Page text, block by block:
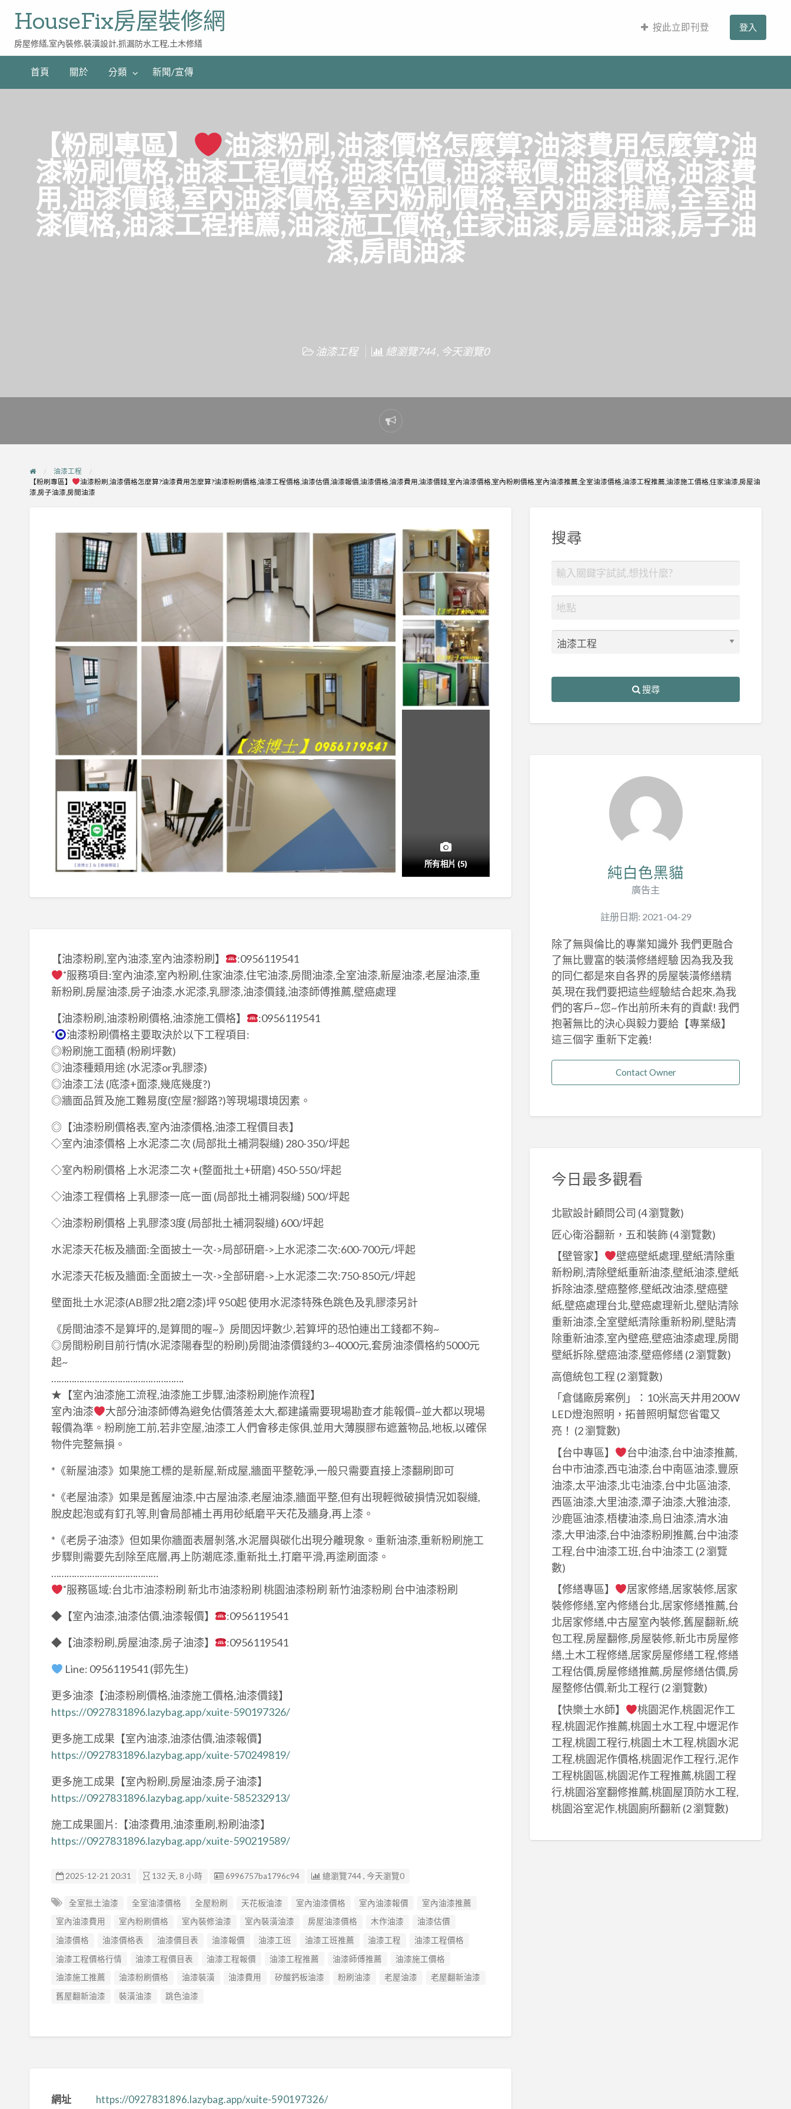
HouseFix房屋裝修網
房屋修繕,室內裝修,裝潢設計,抓漏防水工程,土木修繕
按此立即刊登 登入
首頁 關於 分類 新聞/宣傳
【粉刷專區】
油漆粉刷,油漆價格怎麼算?油漆費用怎麼算?油
漆粉刷價格,油漆工程價格,油漆估價,油漆報價,油漆價格,油漆費
用,油漆價錢,室內油漆價格,室內粉刷價格,室內油漆推薦,全室油
漆價格,油漆工程推薦,油漆施工價格,住家油漆,房屋油漆,房子油
漆,房間油漆
油漆工程 總瀏覽744 , 今天瀏覽0
Report
problem
油漆工程
【粉刷專區】
油漆粉刷,油漆價格怎麼算?油漆費用怎麼算?油漆粉刷價格,油漆工程價格,油漆估價,油漆報價,油漆價格,油漆費用,油漆價錢,室內油漆價格,室內粉刷價格,室內油漆推薦,全室油漆價格,油漆工程推薦,油漆施工價格,住家油漆,房屋油
漆,房子油漆,房間油漆
所有相片 (5)
【油漆粉刷,室內油漆,室內油漆粉刷】
:0956119541
˚服務項目:室內油漆,室內粉刷,住家油漆,住宅油漆,房間油漆,全室油漆,新屋油漆,老屋油漆,重
新粉刷,房屋油漆,房子油漆,水泥漆,乳膠漆,油漆價錢,油漆師傅推薦,壁癌處理
【油漆粉刷,油漆粉刷價格,油漆施工價格】
:0956119541
˚
油漆粉刷價格主要取決於以下工程項目:
◎粉刷施工面積 (粉刷坪數)
◎油漆種類用途 (水泥漆or乳膠漆)
◎油漆工法 (底漆+面漆,幾底幾度?)
◎牆面品質及施工難易度(空屋?腳路?)等現場環境因素。
◎【油漆粉刷價格表,室內油漆價格,油漆工程價目表】
◇室內油漆價格 上水泥漆二次 (局部批土補洞裂縫) 280-350/坪起
◇室內粉刷價格 上水泥漆二次 +(整面批土+研磨) 450-550/坪起
◇油漆工程價格 上乳膠漆一底一面 (局部批土補洞裂縫) 500/坪起
◇油漆粉刷價格 上乳膠漆3度 (局部批土補洞裂縫) 600/坪起
水泥漆天花板及牆面:全面披土一次->局部研磨->上水泥漆二次:600-700元/坪起
水泥漆天花板及牆面:全面披土一次->全部研磨->上水泥漆二次:750-850元/坪起
壁面批土水泥漆(AB膠2批2磨2漆)坪 950起 使用水泥漆特殊色跳色及乳膠漆另計
《房間油漆不是算坪的,是算間的喔~》房間因坪數少,若算坪的恐怕連出工錢都不夠~
◎房間粉刷目前行情(水泥漆陽春型的粉刷)房間油漆價錢約3~4000元,套房油漆價格約5000元
起~
…………………………………………….
★【室內油漆施工流程,油漆施工步驟,油漆粉刷施作流程】
室內油漆
大部分油漆師傅為避免估價落差太大,都建議需要現場勘查才能報價~並大都以現場
報價為準。粉刷施工前,若非空屋,油漆工人們會移走傢俱,並用大薄膜膠布遮蓋物品,地板,以確保
物件完整無損。
*《新屋油漆》如果施工標的是新屋,新成屋,牆面平整乾淨,一般只需要直接上漆翻刷即可
*《老屋油漆》如果是舊屋油漆,中古屋油漆,老屋油漆,牆面平整,但有出現輕微破損情況如裂縫,
脫皮起泡或有釘孔等,則會局部補土再用砂紙磨平天花及牆身,再上漆。
*《老房子油漆》但如果你牆面表層剝落,水泥層與碳化出現分離現象。重新油漆,重新粉刷施工
步驟則需要先刮除至底層,再上防潮底漆,重新批土,打磨平滑,再塗刷面漆。
……………………………………
˚服務區域:台北市油漆粉刷 新北市油漆粉刷 桃園油漆粉刷 新竹油漆粉刷 台中油漆粉刷
◆【室內油漆,油漆估價,油漆報價】 :0956119541
◆【油漆粉刷,房屋油漆,房子油漆】 :0956119541
Line: 0956119541 (郭先生)
更多油漆【油漆粉刷價格,油漆施工價格,油漆價錢】
https://0927831896.lazybag.app/xuite-590197326/
更多施工成果【室內油漆,油漆估價,油漆報價】
https://0927831896.lazybag.app/xuite-570249819/
更多施工成果【室內粉刷,房屋油漆,房子油漆】
https://0927831896.lazybag.app/xuite-585232913/
施工成果圖片:【油漆費用,油漆重刷,粉刷油漆】
https://0927831896.lazybag.app/xuite-590219589/
2025-12-21 20:31 132 天, 8 小時 廣告编號
6996757ba1796c94 總瀏覽744 , 今天瀏覽0
全室批土油漆 全室油漆價格 全屋粉刷 天花板油漆 室內油漆價格 室內油漆報價
室內油漆推薦
室內油漆費用
室內粉刷價格 室內裝修油漆 室內裝潢油漆 房屋油漆價格 木作油漆
油漆估價
油漆價格
油漆價格表 油漆價目表 油漆報價 油漆工班 油漆工班推薦 油漆工程
油漆工程價格
油漆工程價格行情
油漆工程價目表 油漆工程報價 油漆工程推薦 油漆師傅推薦
油漆施工價格
油漆施工推薦
油漆粉刷價格 油漆裝潢 油漆費用 矽酸鈣板油漆 粉刷油漆 老屋油漆
老屋翻新油漆
舊屋翻新油漆
裝潢油漆 跳色油漆
網址 https://0927831896.lazybag.app/xuite-590197326/
搜尋
搜尋
純白色黑貓
廣告主
註册日期: 2021-04-29
除了無與倫比的專業知識外 我們更融合
了無比豐富的裝潢修繕經驗 因為我及我
的同仁都是來自各界的房屋裝潢修繕精
英,現在我們要把這些經驗結合起來,為我
們的客戶~您~作出前所未有的貢獻! 我們
抱著無比的決心與毅力要給【專業級】
這三個字 重新下定義!
Contact Owner
今日最多觀看
北歐設計顧問公司 (4 瀏覽數)
匠心衛浴翻新，五和裝飾 (4 瀏覽數)
【壁管家】
壁癌壁紙處理,壁紙清除重
新粉刷,清除壁紙重新油漆,壁紙油漆,壁紙
拆除油漆,壁癌整修,壁紙改油漆,壁癌壁
紙,壁癌處理台北,壁癌處理新北,壁貼清除
重新油漆,全室壁紙清除重新粉刷,壁貼清
除重新油漆,室內壁癌,壁癌油漆處理,房間
壁紙拆除,壁癌油漆,壁癌修繕(2 瀏覽數)
高億統包工程 (2 瀏覽數)
「倉儲廠房案例」：10米高天井用200W
LED燈泡照明，拓普照明幫您省電又
亮！ (2 瀏覽數)
【台中專區】
台中油漆,台中油漆推薦,
台中市油漆,西屯油漆,台中南區油漆,豐原
油漆,太平油漆,北屯油漆,台中北區油漆,
西區油漆,大里油漆,潭子油漆,大雅油漆,
沙鹿區油漆,梧棲油漆,烏日油漆,清水油
漆,大甲油漆,台中油漆粉刷推薦,台中油漆
工程,台中油漆工班,台中油漆工 (2 瀏覽
數)
【修繕專區】
居家修繕,居家裝修,居家
裝修修繕,室內修繕台北,居家修繕推薦,台
北居家修繕,中古屋室內裝修,舊屋翻新,統
包工程,房屋翻修,房屋裝修,新北市房屋修
繕,土木工程修繕,居家房屋修繕工程,修繕
工程估價,房屋修繕推薦,房屋修繕估價,房
屋整修估價,新北工程行(2 瀏覽數)
【快樂土水師】
桃園泥作,桃園泥作工
程,桃園泥作推薦,桃園土水工程,中壢泥作
工程,桃園工程行,桃園土木工程,桃園水泥
工程,桃園泥作價格,桃園泥作工程行,泥作
工程桃園區,桃園泥作工程推薦,桃園工程
行,桃園浴室翻修推薦,桃園屋頂防水工程,
桃園浴室泥作,桃園廁所翻新(2 瀏覽數)